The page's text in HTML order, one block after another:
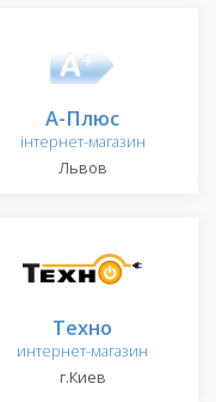
А-Плюс
інтернет-магазин
Львов
Техно
интернет-магазин
г.Киев